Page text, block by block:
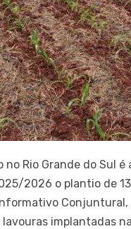
Rio Grande do Sul
2026 o plantio de
implantadas